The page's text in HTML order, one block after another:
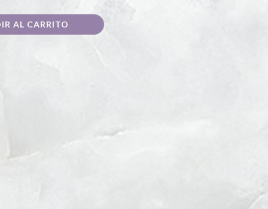
AL CARRITO